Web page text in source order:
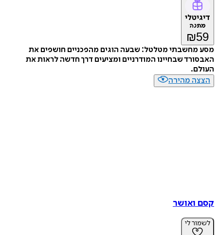
דיגיטלי
מתנה
₪59
מסע מחשבתי מטלטל: שבעה הוגים מהפכניים חושפים את
האבסורד שבחיינו המודרניים ומציעים דרך חדשה לראות את
העולם.
הצצה מהירה
קסם ואושר
לשמור לי